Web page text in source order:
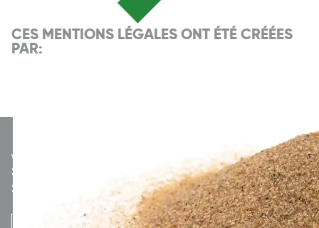
CES MENTIONS LÉGALES ONT ÉTÉ CRÉÉES
PAR:
We make
Sport.
Optionaler Teaser-Text.
S'INSCRIRE À LA NEWSLETTER